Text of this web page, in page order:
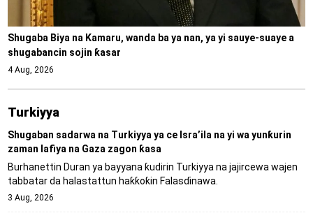
Shugaba Biya na Kamaru, wanda ba ya nan, ya yi sauye-suaye a
shugabancin sojin ƙasar
4 Aug, 2026
Turkiyya
Shugaban sadarwa na Turkiyya ya ce Isra’ila na yi wa yunƙurin
zaman lafiya na Gaza zagon ƙasa
Burhanettin Duran ya bayyana ƙudirin Turkiyya na jajircewa wajen
tabbatar da halastattun haƙƙoƙin Falasɗinawa.
3 Aug, 2026